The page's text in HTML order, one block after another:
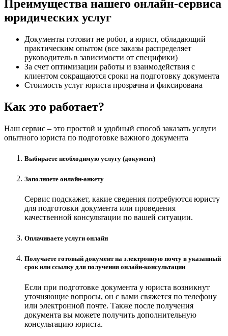
Преимущества нашего онлайн-сервиса
юридических услуг
Документы готовит не робот, а юрист, обладающий
практическим опытом (все заказы распределяет
руководитель в зависимости от специфики)
За счет оптимизации работы и взаимодействия с
клиентом сокращаются сроки на подготовку документа
Стоимость услуг юриста прозрачна и фиксирована
Как это работает?
Наш сервис – это простой и удобный способ заказать услуги
опытного юриста по подготовке важного документа
Выбираете необходимую услугу (документ)
Заполняете онлайн-анкету
Сервис подскажет, какие сведения потребуются юристу
для подготовки документа или проведения
качественной консультации по вашей ситуации.
Оплачиваете услуги онлайн
Получаете готовый документ на электронную почту в указанный
срок или ссылку для получения онлайн-консультации
Если при подготовке документа у юриста возникнут
уточняющие вопросы, он с вами свяжется по телефону
или электронной почте. Также после получения
документа вы можете получить дополнительную
консультацию юриста.